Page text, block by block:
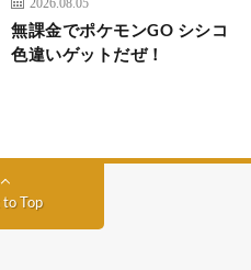
2026.08.05
無課金でポケモンGO シシコ
色違いゲットだぜ！
to Top